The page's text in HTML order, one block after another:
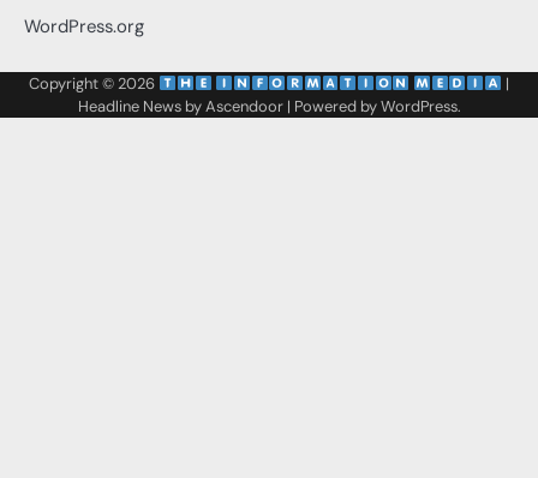
WordPress.org
Copyright © 2026
|
Headline News byAscendoor| Powered byWordPress.